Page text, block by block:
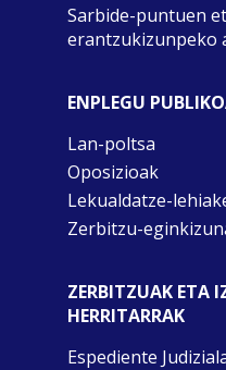
Sarbide-puntuen
erantzukizunpeko
ENPLEGU
Lan-poltsa
Oposizioak
Lekualdatze-
Zerbitzu-
ZERBITZUAK ETA
HERRITARRAK
Espediente